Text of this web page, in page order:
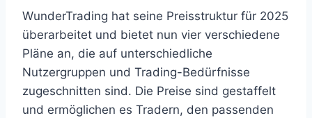
WunderTrading hat seine Preisstruktur für 2025
überarbeitet und bietet nun vier verschiedene
Pläne an, die auf unterschiedliche
Nutzergruppen und Trading-Bedürfnisse
zugeschnitten sind. Die Preise sind gestaffelt
und ermöglichen es Tradern, den passenden